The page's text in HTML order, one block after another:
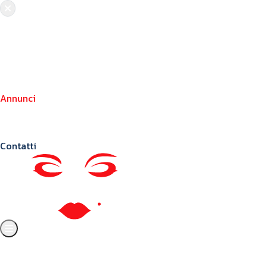
Annunci
Contatti